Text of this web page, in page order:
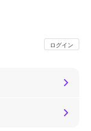
ログイン